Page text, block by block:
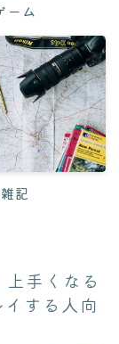
ーム
雑記
手くなる
する人向